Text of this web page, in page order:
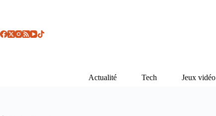
Actualité Tech Jeux vidéo